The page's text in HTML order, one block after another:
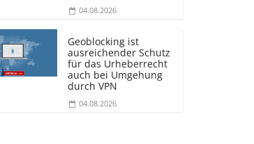
04.08.2026
Geoblocking ist
ausreichender Schutz
für das Urheberrecht
auch bei Umgehung
durch VPN
04.08.2026